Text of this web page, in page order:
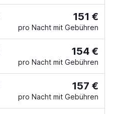
151 €
pro Nacht mit Gebühren
154 €
pro Nacht mit Gebühren
157 €
pro Nacht mit Gebühren